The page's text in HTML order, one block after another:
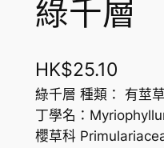
綠千層
HK$25.10
綠千層 種類： 有莖
丁學名：
櫻草科